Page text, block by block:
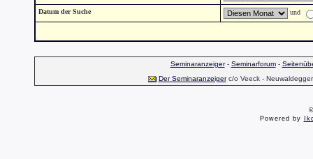
Datum der Suche und
Seminaranzeiger- Seminarforum-
Der Seminaranzeigerc/o Veeck -
Powered by